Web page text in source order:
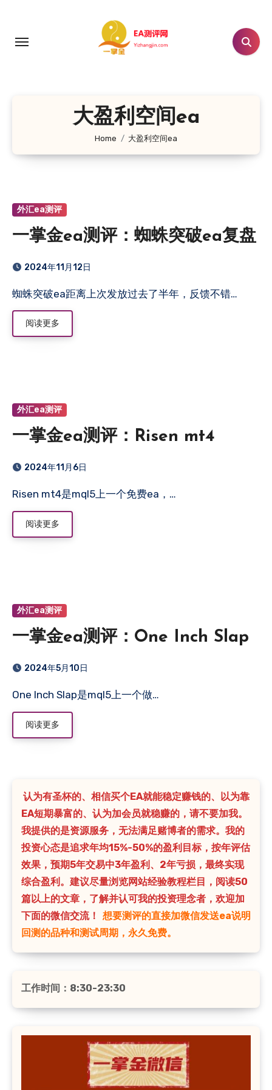
大盈利空间ea
Home 大盈利空间ea
外汇ea测评
一掌金ea测评：蜘蛛突破ea复盘
2024年11月12日
蜘蛛突破ea距离上次发放过去了半年，反馈不错…
阅读更多
外汇ea测评
一掌金ea测评：Risen mt4
2024年11月6日
Risen mt4是mql5上一个免费ea，…
阅读更多
外汇ea测评
一掌金ea测评：One Inch Slap
2024年5月10日
One Inch Slap是mql5上一个做…
阅读更多
认为有圣杯的、相信买个EA就能稳定赚钱的、以为靠
EA短期暴富的、认为加会员就稳赚的，请不要加我。
我提供的是资源服务，无法满足赌博者的需求。我的
投资心态是追求年均15%-50%的盈利目标，按年评估
效果，预期5年交易中3年盈利、2年亏损，最终实现
综合盈利。建议尽量浏览网站经验教程栏目，阅读50
篇以上的文章，了解并认可我的投资理念者，欢迎加
下面的微信交流！
想要测评的直接加微信发送ea说明
回测的品种和测试周期，永久免费。
工作时间：8:30-23:30